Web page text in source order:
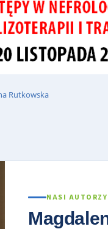
Rutkowska
NASI AUTORZY